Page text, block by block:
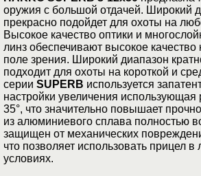
оружия с большой отдачей. Широкий
прекрасно подойдет для охоты на
Высокое качество оптики и
линз обеспечивают высокое качество
поле зрения. Широкий диапазон
подходит для охоты на короткой и
серии SUPERB используется
настройки увеличения использующая
35°, что значительно повышает
из алюминиевого сплава полностью
защищен от механических
что позволяет использовать прицел
условиях.